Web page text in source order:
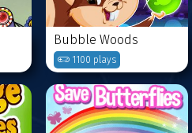
Bubble Woods
1100 plays